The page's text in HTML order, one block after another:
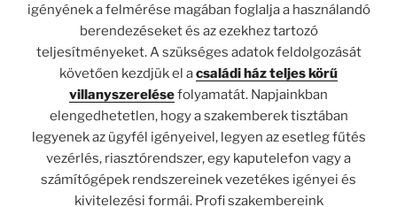
igényének a felmérése magában foglalja a használandó
berendezéseket és az ezekhez tartozó
teljesítményeket. A szükséges adatok feldolgozását
követően kezdjük el acsaládi ház teljes körű
villanyszerelésefolyamatát. Napjainkban
elengedhetetlen, hogy a szakemberek tisztában
legyenek az ügyfél igényeivel, legyen az esetleg fűtés
vezérlés, riasztórendszer, egy kaputelefon vagy a
számítógépek rendszereinek vezetékes igényei és
kivitelezési formái. Profi szakembereink